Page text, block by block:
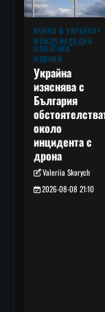
ВОЙНА В УКРАЙНА
МЕЖДУНАРОДНА
ПОЛИТИКА
НОВИНИ
Украйна
изяснява с
България
около
инцидента с
дрона
Valeriia Skorych
2026-08-08 21:10